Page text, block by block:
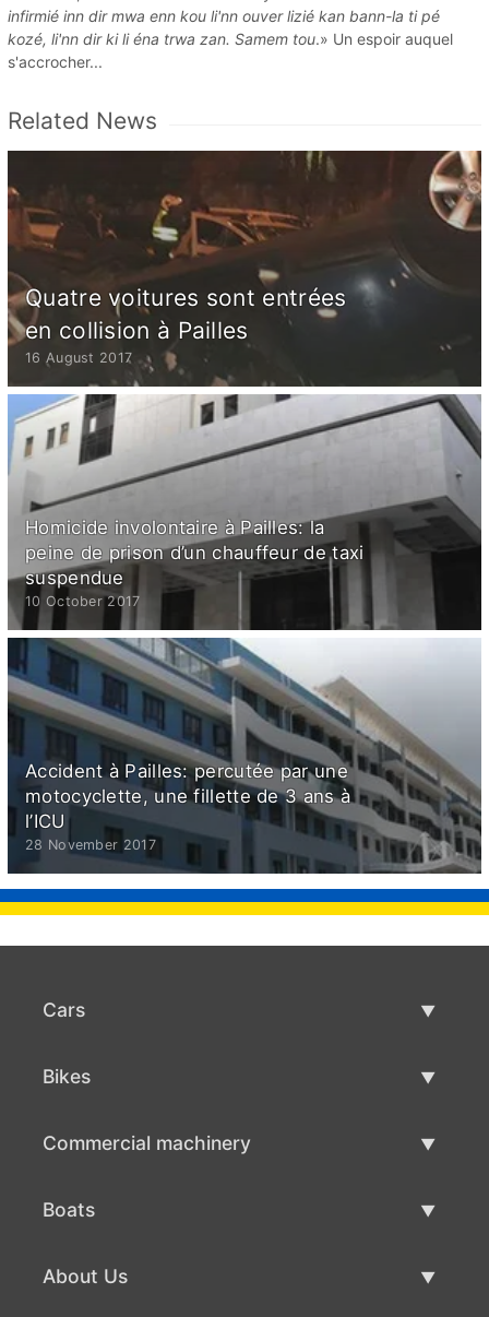
infirmié inn dir mwa enn kou li'nn ouver lizié kan bann-la ti pé
kozé, li'nn dir ki li éna trwa zan. Samem tou.» Un espoir auquel
s'accrocher...
Related News
Quatre voitures sont entrées
en collision à Pailles
16 August 2017
Homicide involontaire à Pailles: la
peine de prison d’un chauffeur de taxi
suspendue
10 October 2017
Accident à Pailles: percutée par une
motocyclette, une fillette de 3 ans à
l’ICU
28 November 2017
Cars
Bikes
Commercial machinery
Boats
About Us